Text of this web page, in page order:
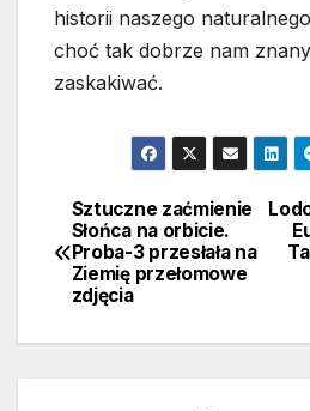
historii naszego
choć tak dobrze nam
zaskakiwać.
Nawigacja
wpisu
Sztuczne zaćmienie
Słońca na orbicie.
Proba-3 przesłała na
Ziemię przełomowe
zdjęcia